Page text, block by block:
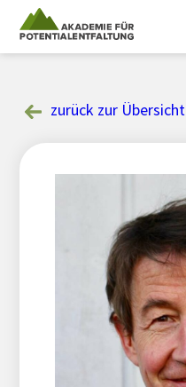
content
zurück zur Übersicht